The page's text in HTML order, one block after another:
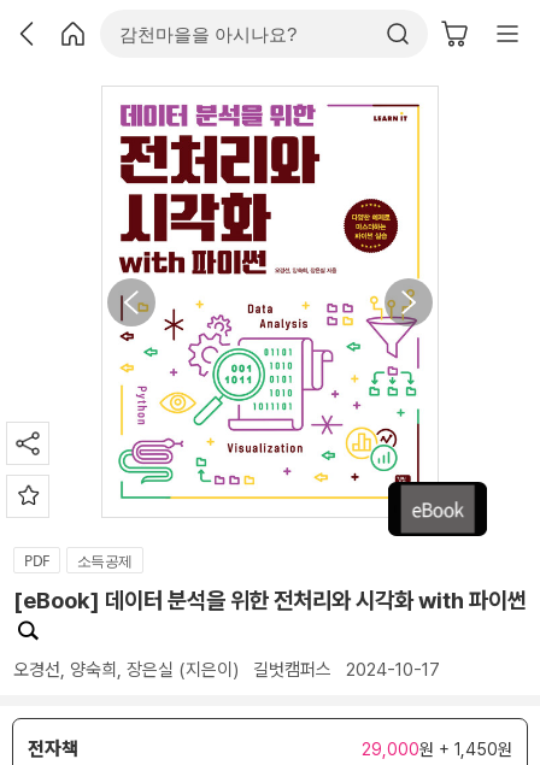
PDF 소득공제
[eBook] 데이터 분석을 위한 전처리와 시각화 with 파이썬
오경선, 양숙희 , 장은실 (지은이) 길벗캠퍼스 2024-10-17
전자책 29,000원 + 1,450원